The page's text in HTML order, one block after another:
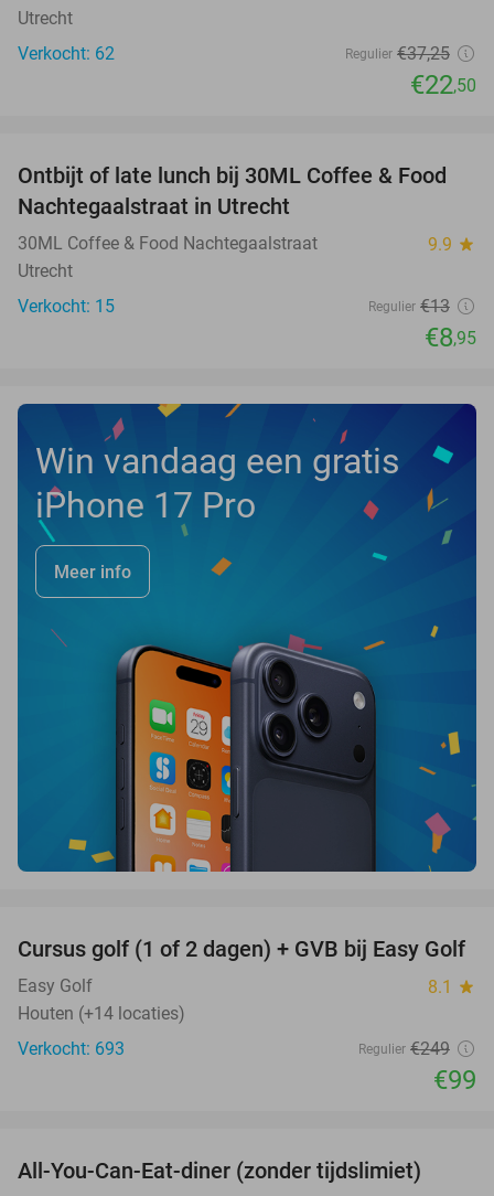
Utrecht
Verkocht: 62
Regulier €37,25
€22,50
31%
NEW
TODAY
Ontbijt of late lunch bij 30ML Coffee & Food
Nachtegaalstraat in Utrecht
30ML Coffee & Food Nachtegaalstraat 9.9 star
Utrecht
Verkocht: 15
Regulier €13
€8,95
Win vandaag een gratis
iPhone 17 Pro
Meer info
60%
Cursus golf (1 of 2 dagen) + GVB bij Easy Golf
Easy Golf 8.1 star
Houten (+14 locaties)
Verkocht: 693
Regulier €249
€99
All-You-Can-Eat-diner (zonder tijdslimiet)